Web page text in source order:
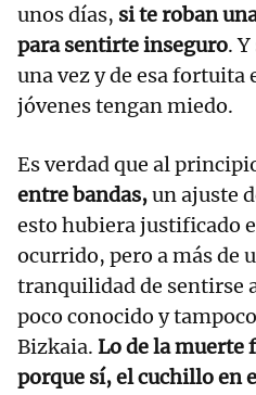
unos días, si te roban
para sentirte inseguro.
una vez y de esa fortuita
jóvenes tengan miedo.
Es verdad que al
entre bandas,un ajuste
esto hubiera justificado
ocurrido, pero a más de
tranquilidad de sentirse
poco conocido y
Bizkaia. Lo de la muerte
porque sí, el cuchillo en